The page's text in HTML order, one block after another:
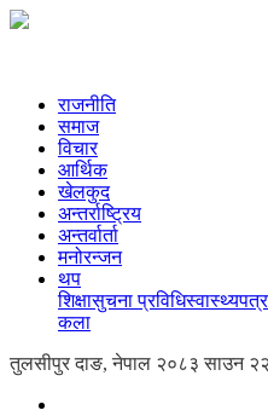
राजनीति
समाज
विचार
आर्थिक
खेलकुद
अन्तर्राष्ट्रिय
अन्तर्वार्ता
मनोरन्जन
थप
शिक्षासुचना प्रविधिस्वास्थ्य
कला
तुलसीपुर दाङ, नेपाल २०८३ साउन